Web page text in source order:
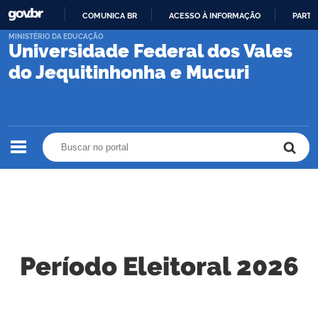
PARA
CONTEÚDO
COMUNICA BR ACESSO À INFORMAÇÃO
Universidade Federal dos Vales
do Jequitinhonha e Mucuri
MINISTÉRIO DA EDUCAÇÃO
Período Eleitoral 2026